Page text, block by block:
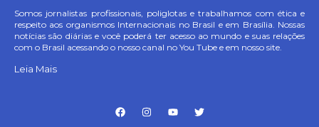
Somos jornalistas profissionais, poliglotas e trabalhamos com ética e
respeito aos organismos Internacionais no Brasil e em Brasília. Nossas
notícias são diárias e você poderá ter acesso ao mundo e suas relações
com o Brasil acessando o nosso canal no You Tube e em nosso site.
Leia Mais